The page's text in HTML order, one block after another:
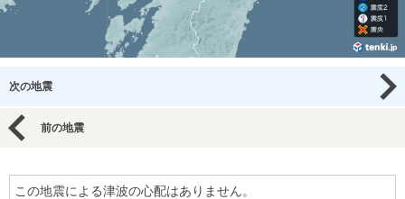
次の地震
前の地震
この地震による津波の心配はありません。